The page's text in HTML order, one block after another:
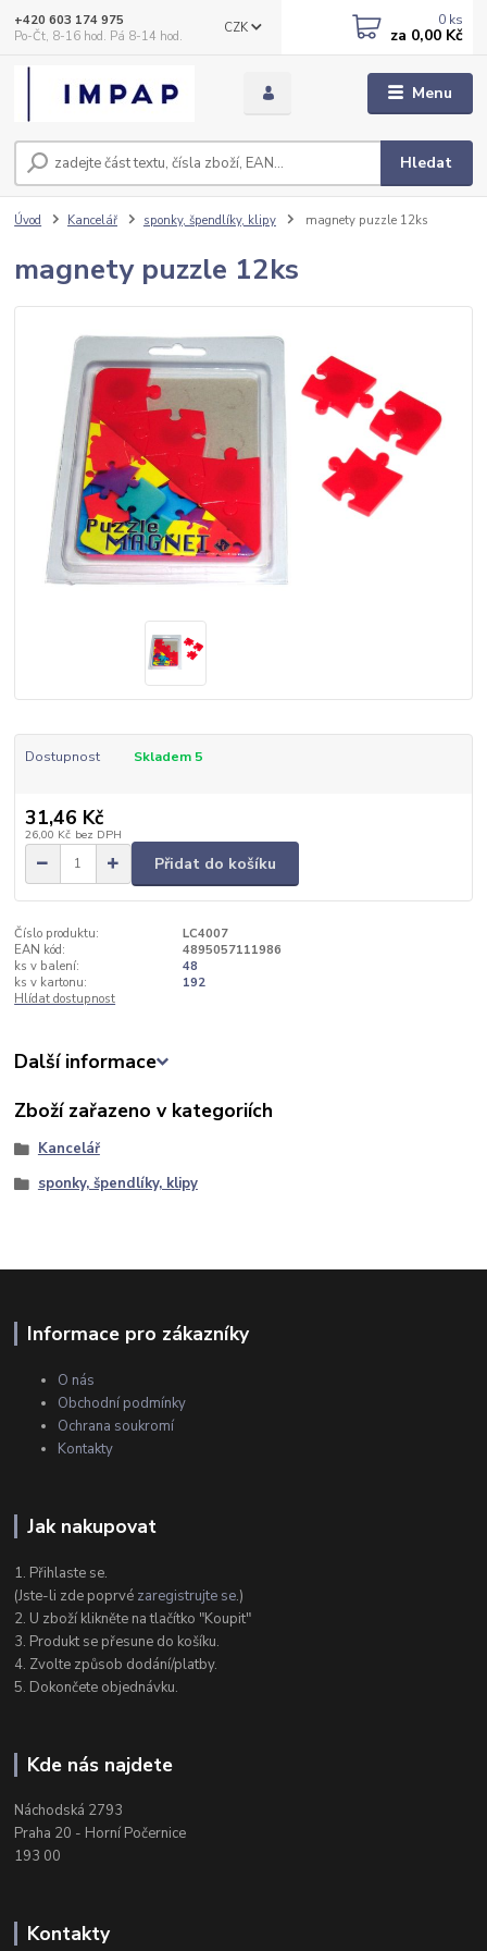
Menu
CZK
Hledat
+420 603 174 975
Po-Čt, 8-16 hod. Pá 8-14 hod.
0 ks
za 0,00 Kč
Úvod Kancelář sponky, špendlíky, klipy magnety puzzle 12ks
magnety puzzle 12ks
Dostupnost Skladem 5
31,46 Kč
26,00 Kč bez DPH
Přidat do košíku
Číslo produktu:
LC4007
EAN kód:
4895057111986
ks v balení:
48
ks v kartonu:
192
Hlídat dostupnost
Další informace
Zboží zařazeno v kategoriích
Kancelář
sponky, špendlíky, klipy
Informace pro zákazníky
O nás
Obchodní podmínky
Ochrana soukromí
Kontakty
Jak nakupovat
1. Přihlaste se.
(Jste-li zde poprvé zaregistrujte se.)
2. U zboží klikněte na tlačítko "Koupit"
3. Produkt se přesune do košíku.
4. Zvolte způsob dodání/platby.
5. Dokončete objednávku.
Kde nás najdete
Náchodská 2793
Praha 20 - Horní Počernice
193 00
Kontakty